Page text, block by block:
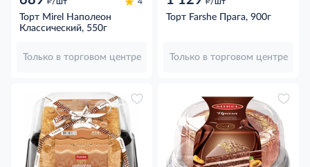
Торт Mirel Наполеон
Классический, 550г
Только в торговом центре
Торт Farshe Прага, 900г
Только в торговом центре